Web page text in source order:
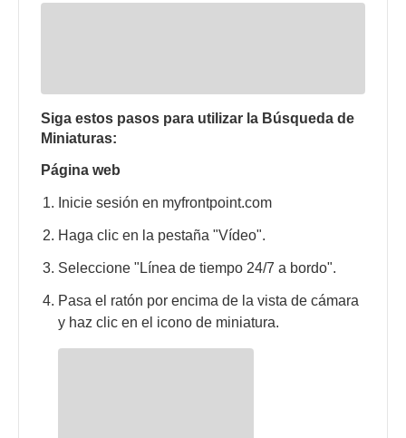
Siga estos pasos para utilizar la Búsqueda de
Miniaturas:
Página web
Inicie sesión en myfrontpoint.com
Haga clic en la pestaña "Vídeo".
Seleccione "Línea de tiempo 24/7 a bordo".
Pasa el ratón por encima de la vista de cámara
y haz clic en el icono de miniatura.